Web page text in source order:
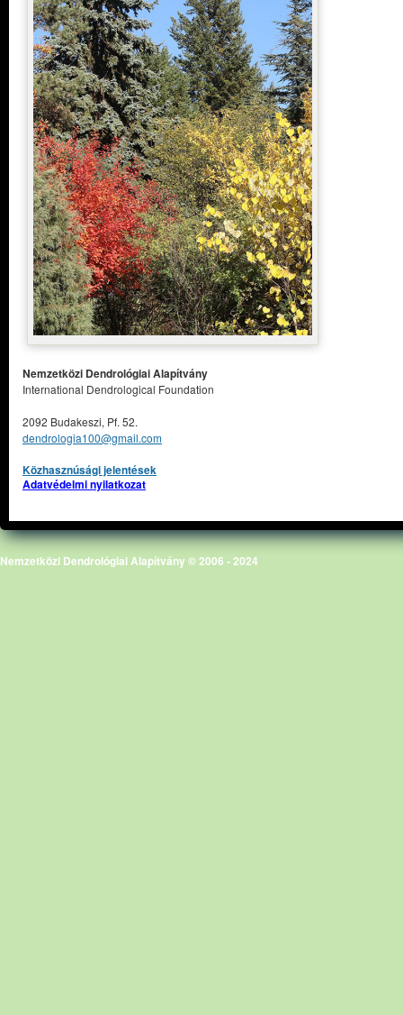
Nemzetközi Dendrológiai Alapítvány
International Dendrological Foundation
2092 Budakeszi, Pf. 52.
dendrologia100@gmail.com
Közhasznúsági jelentések
Adatvédelmi nyilatkozat
Nemzetközi Dendrológiai Alapítvány © 2006 - 2024